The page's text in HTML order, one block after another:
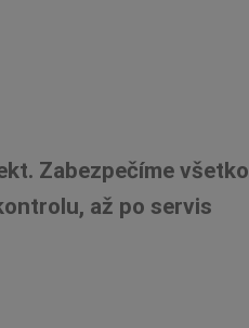
Zabezpečíme všetko
až po servis